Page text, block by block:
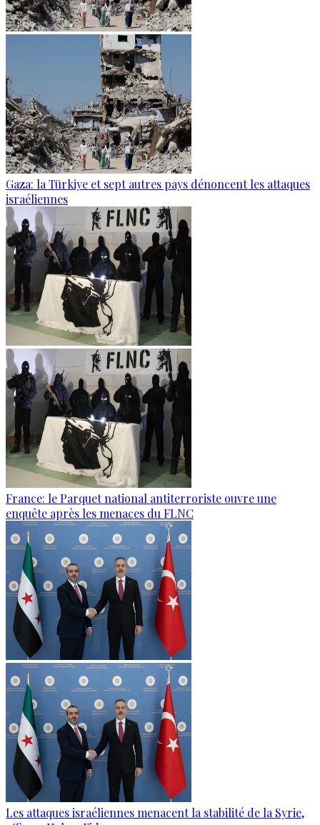
Gaza: la Türkiye et sept autres pays dénoncent les attaques
israéliennes
France: le Parquet national antiterroriste ouvre une
enquête après les menaces du FLNC
Les attaques israéliennes menacent la stabilité de la Syrie,